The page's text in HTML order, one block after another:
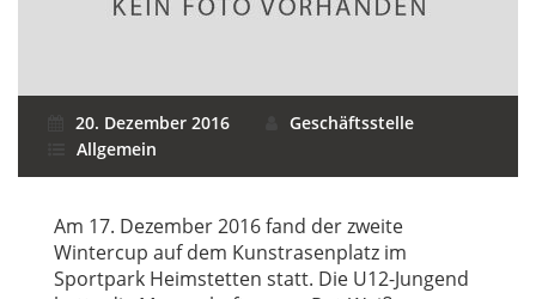
20. Dezember 2016
Geschäftsstelle
Allgemein
Am 17. Dezember 2016 fand der zweite
Wintercup auf dem Kunstrasenplatz im
Sportpark Heimstetten statt. Die U12-Jungend